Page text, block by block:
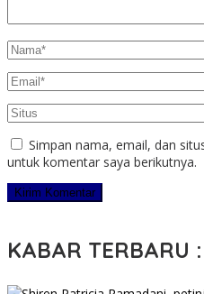
Simpan nama, email, dan
untuk komentar saya berikutnya.
KABAR TERBARU :